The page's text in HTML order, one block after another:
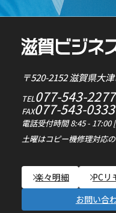
滋
ビ
ジ
ネ
ス
マ
シ
〒520-2152 滋賀県大
TEL077-543-2277
FAX077-543-0333
電話受付時間 8:45 - 17:00
土曜はコピー機修理対応
楽々明細
PCリ
お問い合